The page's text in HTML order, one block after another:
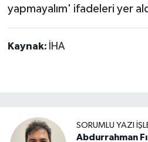
yapmayalım' ifadeleri yer
Kaynak: İHA
SORUMLU YAZI
Abdurrahman